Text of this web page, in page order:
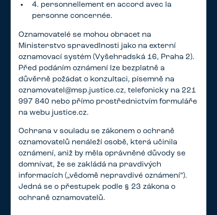
4. personnellement en accord avec la
personne concernée.
Oznamovatelé se mohou obracet na
Ministerstvo spravedlnosti jako na externí
oznamovací systém (Vyšehradská 16, Praha 2).
Před podáním oznámení lze bezplatně a
důvěrně požádat o konzultaci, písemně na
oznamovatel@msp.justice.cz, telefonicky na 221
997 840 nebo přímo prostřednictvím formuláře
na webu justice.cz.
Ochrana v souladu se zákonem o ochraně
oznamovatelů nenáleží osobě, která učinila
oznámení, aniž by měla oprávněné důvody se
domnívat, že se zakládá na pravdivých
informacích („vědomě nepravdivé oznámení“).
Jedná se o přestupek podle § 23 zákona o
ochraně oznamovatelů.